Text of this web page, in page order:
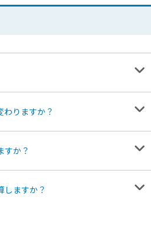
わりますか？
すか？
しますか？